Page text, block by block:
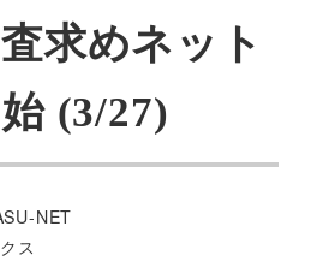
求めネット
(3/27)
NET
ス